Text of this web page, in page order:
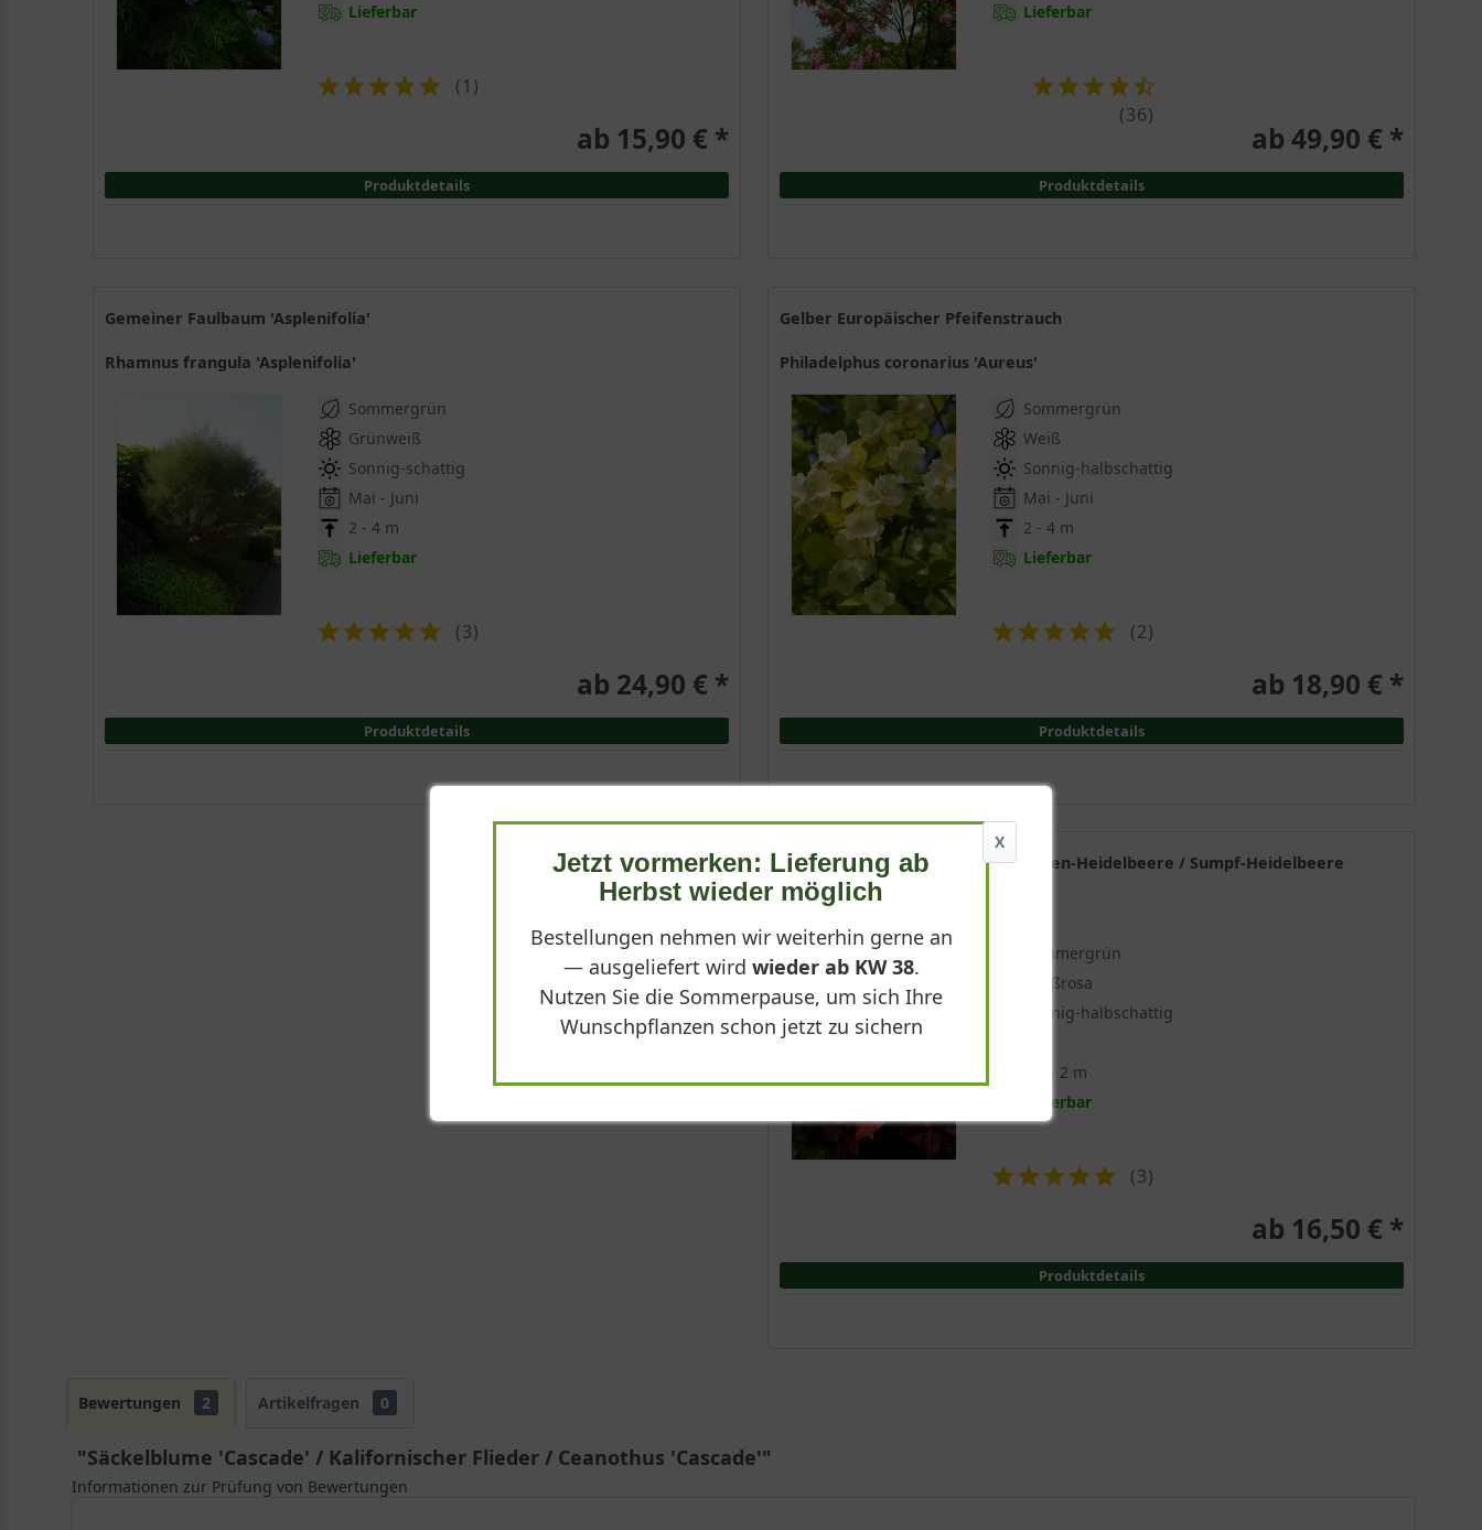
Lieferbar
(36)
ab 49,90 € *
Produktdetails
Lieferbar
(1 )
ab 15,90 € *
Produktdetails
Gelber Europäischer Pfeifenstrauch
Philadelphus coronarius 'Aureus'
Sommergrün
Weiß
Sonnig-halbschattig
Mai - Juni
2 - 4 m
Lieferbar
(2)
ab 18,90 € *
Produktdetails
Gemeiner Faulbaum 'Asplenifolia'
Rhamnus frangula 'Asplenifolia'
Sommergrün
Grünweiß
Sonnig-schattig
Mai - Juni
2 - 4 m
Lieferbar
(3)
ab 24,90 € *
Produktdetails
Amerikanische Heidelbeere / Garten-Heidelbeere / Sumpf-Heidelbeere
Vaccinium corymbosum
Sommergrün
Weißrosa
Sonnig-halbschattig
1,5 - 2 m
Lieferbar
(3)
ab 16,50 € *
Produktdetails
Bewertungen 2 Artikelfragen 0
"Säckelblume 'Cascade' / Kalifornischer Flieder / Ceanothus 'Cascade'"
Informationen zur Prüfung von Bewertungen
X
Jetzt vormerken: Lieferung ab
Herbst wieder möglich
Bestellungen nehmen wir weiterhin gerne an
— ausgeliefert wird wieder ab KW 38.
Nutzen Sie die Sommerpause, um sich Ihre
Wunschpflanzen schon jetzt zu sichern